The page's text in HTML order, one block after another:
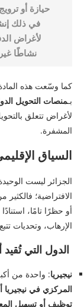
حيازة أو
في ذلك
لأغراض
نشاطًا
كما وسّعت هذه
بـمنصات التحويل
لأغراض تتعلق
المشفرة.
السياق
الجزائر ليست
الافتراضية؛
أو حظرًا تامًا،
الإرهاب، وتحديات
الدول التي
نيجيريا: واحدة من
توظيف أو تسهيل